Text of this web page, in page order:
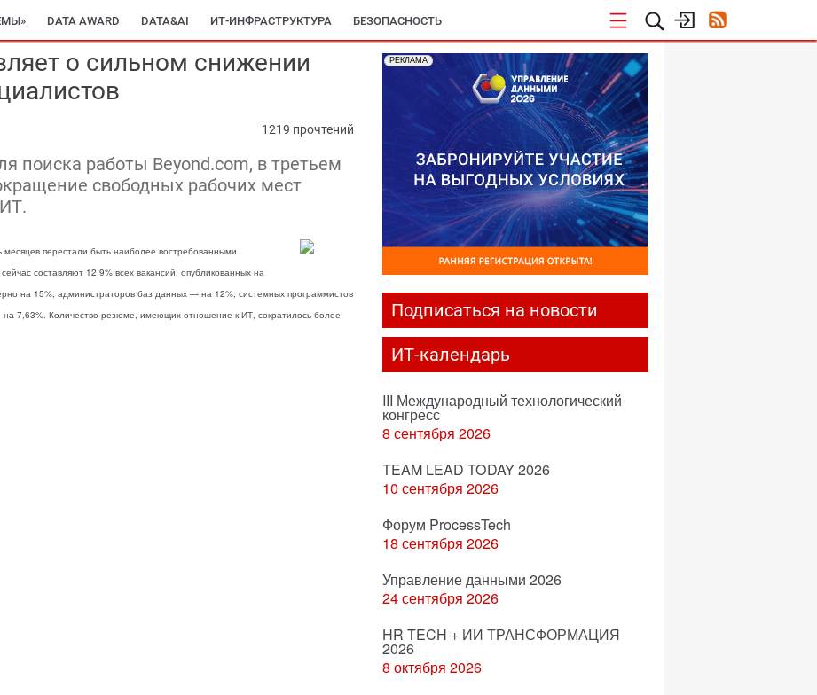
DATA AWARD DATA&AI ИТ-ИНФРАСТРУКТУРА БЕЗОПАСНОСТЬ
о сильном снижении
1219 прочтений
поиска работы Beyond.com, в третьем
свободных рабочих мест
перестали быть наиболее востребованными
составляют 12,9% всех вакансий, опубликованных на
на 15%, администраторов баз данных — на 12%, системных программистов
7,63%. Количество резюме, имеющих отношение к ИТ, сократилось более
РЕКЛАМА
Подписаться на новости
ИТ-календарь
III Международный технологический
конгресс
8 сентября 2026
TEAM LEAD TODAY 2026
10 сентября 2026
Форум ProcessTech
18 сентября 2026
Управление данными 2026
24 сентября 2026
HR TECH + ИИ ТРАНСФОРМАЦИЯ
2026
8 октября 2026